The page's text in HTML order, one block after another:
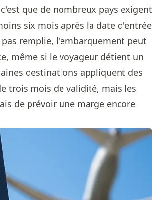
que de nombreux pays exigent
six mois après la date d'entrée
remplie, l'embarquement peut
même si le voyageur détient un
destinations appliquent des
trois mois de validité, mais les
de prévoir une marge encore